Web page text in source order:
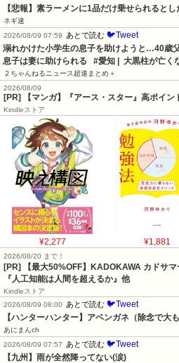
【悲報】素ラーメンに1品だけ乗せられると
ネギ速
2026/08/09 07:59
あとで読む 🐦Tweet
溺れかけた小学生の息子を助けようと…40歳
息子は妻に助けられる   #愛知 |  大黒柱が亡く
２ちゃんねるニュース超速まとめ＋
2026/08/09
[PR] 【マンガ】『アース・スター』高ポイン
Kindleストア
¥2,277 ¥1,881
2026/08/20 まで！
[PR]
【最大50%OFF】KADOKAWA カドサ
『人工知能は人間を超えるか』他
Kindleストア
2026/08/09 08:00
あとで読む 🐦Tweet
【ハンターハンター】アベンガネ（除念で大も
あにまんch
2026/08/09 07:57
あとで読む 🐦Tweet
【九州】雨が全然降ってない(涙)